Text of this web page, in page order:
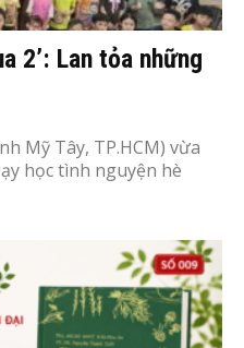
2’: Lan tỏa những
Mỹ Tây, TP.HCM) vừa
học tình nguyện hè